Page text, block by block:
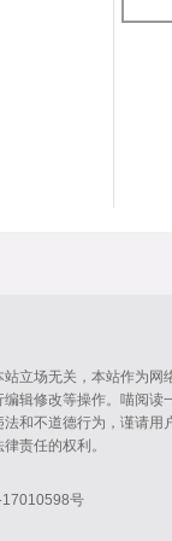
立场无关，本站作为网
辑修改等操作。喵阅读
和不道德行为，谨请用
责任的权利。
17010598号